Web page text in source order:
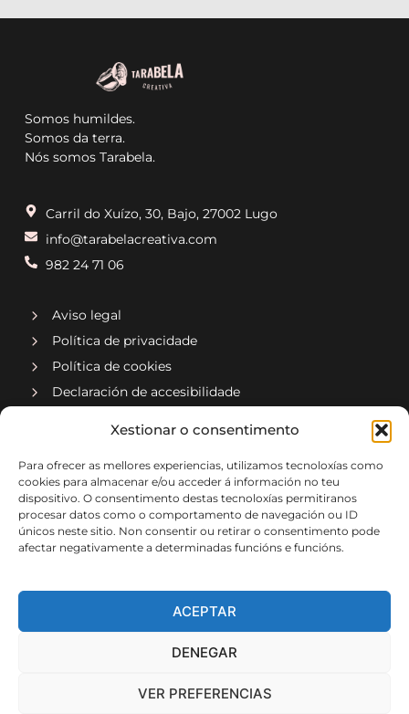
Xestionar o consentimento
Para ofrecer as mellores experiencias, utilizamos tecnoloxías como
cookies para almacenar e/ou acceder á información no teu
dispositivo. O consentimento destas tecnoloxías permitiranos
procesar datos como o comportamento de navegación ou ID
únicos neste sitio. Non consentir ou retirar o consentimento pode
afectar negativamente a determinadas funcións e funcións.
ACEPTAR
DENEGAR
VER PREFERENCIAS
Somos humildes.
Somos da terra.
Nós somos Tarabela.
Carril do Xuízo, 30, Bajo, 27002 Lugo
info@tarabelacreativa.com
982 24 71 06
Aviso legal
Política de privacidade
Política de cookies
Declaración de accesibilidade
Compañía asociada a
Implementado por xeral.net